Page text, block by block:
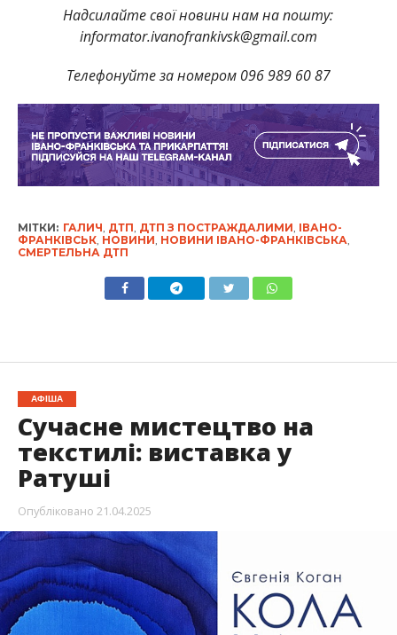
Надсилайте свої новини нам на пошту:
informator.ivanofrankivsk@gmail.com
Телефонуйте за номером 096 989 60 87
МІТКИ: ГАЛИЧ, ДТП, ДТП З ПОСТРАЖДАЛИМИ, ІВАНО-
ФРАНКІВСЬК, НОВИНИ, НОВИНИ ІВАНО-ФРАНКІВСЬКА,
СМЕРТЕЛЬНА ДТП
АФІША
Сучасне мистецтво на
текстилі: виставка у
Ратуші
Опубліковано 21.04.2025